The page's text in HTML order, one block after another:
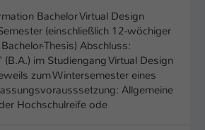
Bachelor Virtual Design
(einschließlich 12-wöchiger
Thesis) Abschluss:
im Studiengang Virtual Design
zum Wintersemester eines
Allgemeine
Hochschulreife ode